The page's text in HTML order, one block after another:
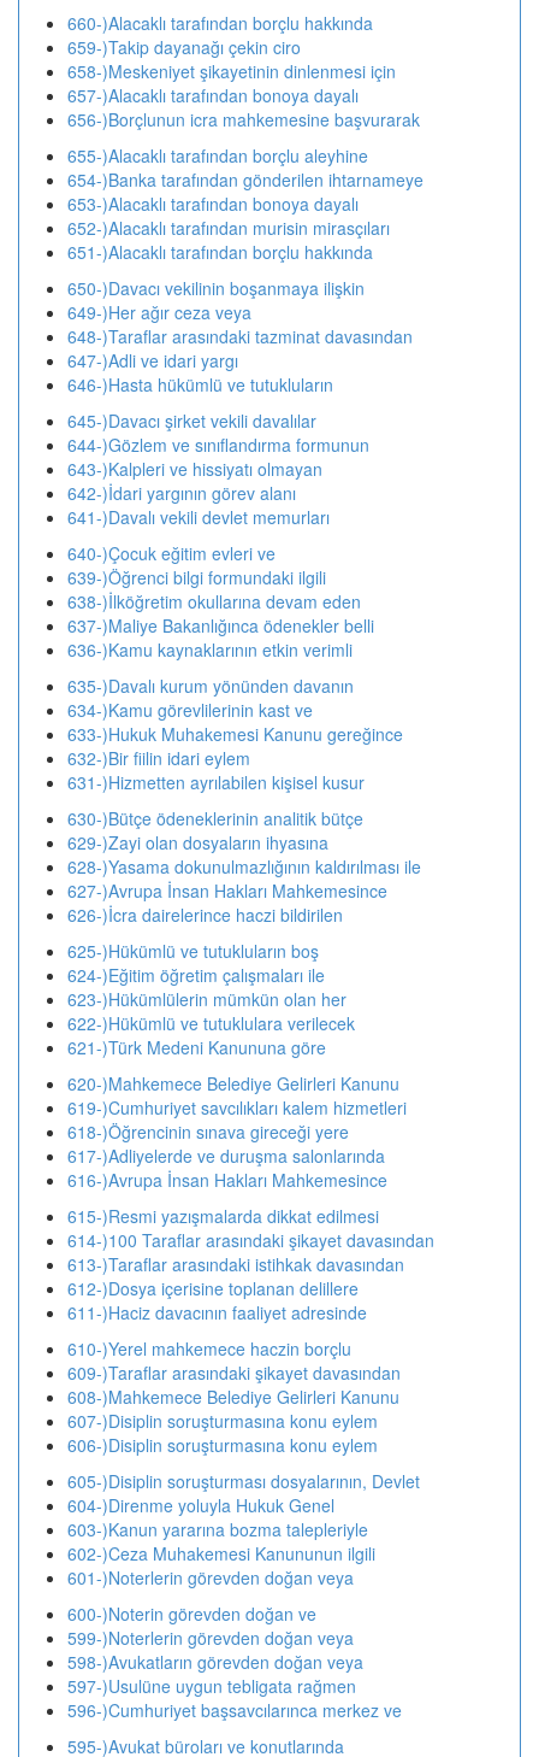
660-)Alacaklı tarafından borçlu hakkında
659-)Takip dayanağı çekin ciro
658-)Meskeniyet şikayetinin dinlenmesi için
657-)Alacaklı tarafından bonoya dayalı
656-)Borçlunun icra mahkemesine başvurarak
655-)Alacaklı tarafından borçlu aleyhine
654-)Banka tarafından gönderilen ihtarnameye
653-)Alacaklı tarafından bonoya dayalı
652-)Alacaklı tarafından murisin mirasçıları
651-)Alacaklı tarafından borçlu hakkında
650-)Davacı vekilinin boşanmaya ilişkin
649-)Her ağır ceza veya
648-)Taraflar arasındaki tazminat davasından
647-)Adli ve idari yargı
646-)Hasta hükümlü ve tutukluların
645-)Davacı şirket vekili davalılar
644-)Gözlem ve sınıflandırma formunun
643-)Kalpleri ve hissiyatı olmayan
642-)İdari yargının görev alanı
641-)Davalı vekili devlet memurları
640-)Çocuk eğitim evleri ve
639-)Öğrenci bilgi formundaki ilgili
638-)İlköğretim okullarına devam eden
637-)Maliye Bakanlığınca ödenekler belli
636-)Kamu kaynaklarının etkin verimli
635-)Davalı kurum yönünden davanın
634-)Kamu görevlilerinin kast ve
633-)Hukuk Muhakemesi Kanunu gereğince
632-)Bir fiilin idari eylem
631-)Hizmetten ayrılabilen kişisel kusur
630-)Bütçe ödeneklerinin analitik bütçe
629-)Zayi olan dosyaların ihyasına
628-)Yasama dokunulmazlığının kaldırılması ile
627-)Avrupa İnsan Hakları Mahkemesince
626-)İcra dairelerince haczi bildirilen
625-)Hükümlü ve tutukluların boş
624-)Eğitim öğretim çalışmaları ile
623-)Hükümlülerin mümkün olan her
622-)Hükümlü ve tutuklulara verilecek
621-)Türk Medeni Kanununa göre
620-)Mahkemece Belediye Gelirleri Kanunu
619-)Cumhuriyet savcılıkları kalem hizmetleri
618-)Öğrencinin sınava gireceği yere
617-)Adliyelerde ve duruşma salonlarında
616-)Avrupa İnsan Hakları Mahkemesince
615-)Resmi yazışmalarda dikkat edilmesi
614-)100 Taraflar arasındaki şikayet davasından
613-)Taraflar arasındaki istihkak davasından
612-)Dosya içerisine toplanan delillere
611-)Haciz davacının faaliyet adresinde
610-)Yerel mahkemece haczin borçlu
609-)Taraflar arasındaki şikayet davasından
608-)Mahkemece Belediye Gelirleri Kanunu
607-)Disiplin soruşturmasına konu eylem
606-)Disiplin soruşturmasına konu eylem
605-)Disiplin soruşturması dosyalarının, Devlet
604-)Direnme yoluyla Hukuk Genel
603-)Kanun yararına bozma talepleriyle
602-)Ceza Muhakemesi Kanununun ilgili
601-)Noterlerin görevden doğan veya
600-)Noterin görevden doğan ve
599-)Noterlerin görevden doğan veya
598-)Avukatların görevden doğan veya
597-)Usulüne uygun tebligata rağmen
596-)Cumhuriyet başsavcılarınca merkez ve
595-)Avukat büroları ve konutlarında